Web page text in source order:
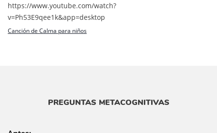
https://www.youtube.com/watch?
v=Ph53E9qee1k&app=desktop
Canción de Calma para niños
PREGUNTAS METACOGNITIVAS